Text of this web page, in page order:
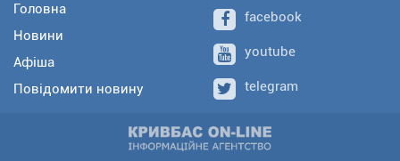
Головна
Новини
Афіша
Повідомити новину
facebook
youtube
telegram